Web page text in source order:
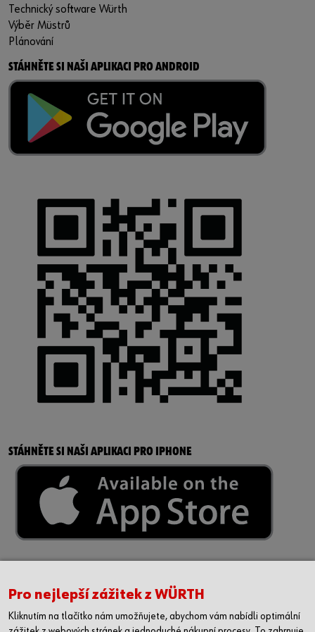
Technický software Würth
Výběr Müstrů
Plánování
STÁHNĚTE SI NAŠI APLIKACI PRO ANDROID
STÁHNĚTE SI NAŠI APLIKACI PRO IPHONE
Pro nejlepší zážitek z WÜRTH
Kliknutím na tlačítko nám umožňujete, abychom vám nabídli optimální